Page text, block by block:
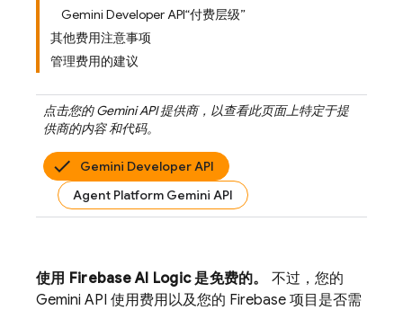
Gemini Developer API“付费层级”
其他费用注意事项
管理费用的建议
点击您的Gemini API提供商，以查看此页面上特定于提
供商的内容 和代码。
Gemini Developer API
Agent Platform Gemini API
使用 Firebase AI Logic是免费的。
不过，您的
Gemini API 使用费用以及您的 Firebase 项目是否需